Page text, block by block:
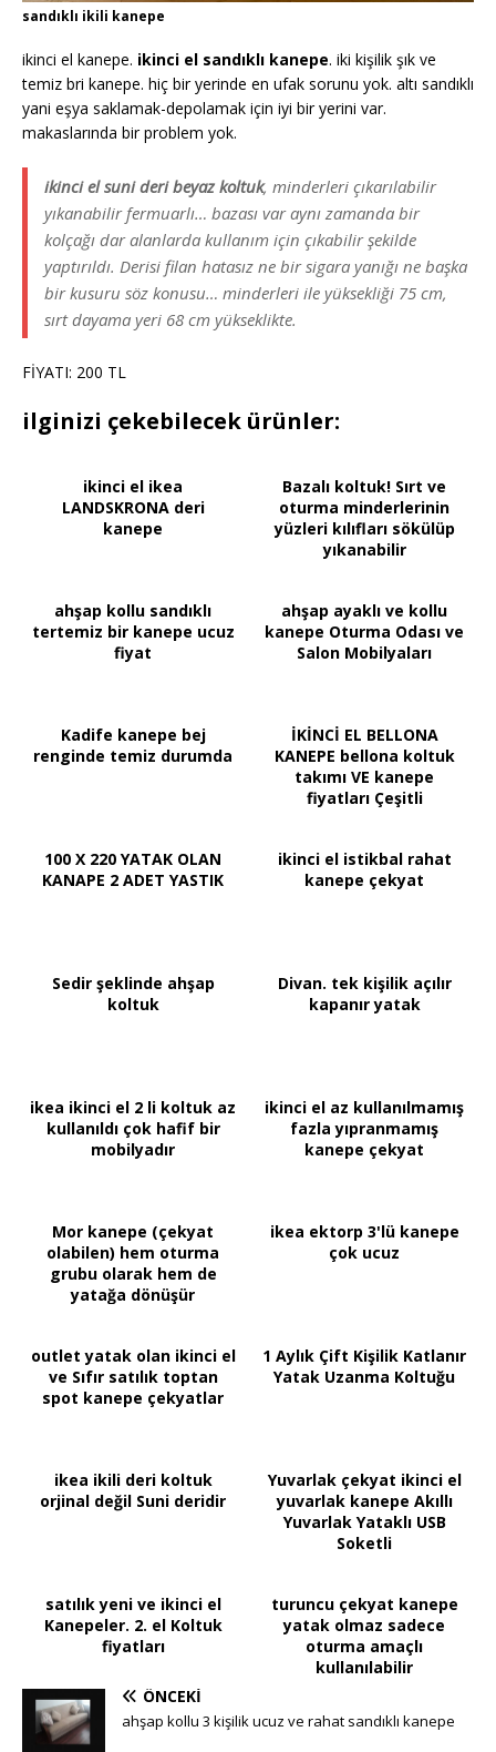
sandıklı ikili kanepe
ikinci el kanepe. ikinci el sandıklı kanepe. iki kişilik şık ve
temiz bri kanepe. hiç bir yerinde en ufak sorunu yok. altı sandıklı
yani eşya saklamak-depolamak için iyi bir yerini var.
makaslarında bir problem yok.
ikinci el suni deri beyaz koltuk, minderleri çıkarılabilir
yıkanabilir fermuarlı… bazası var aynı zamanda bir
kolçağı dar alanlarda kullanım için çıkabilir şekilde
yaptırıldı. Derisi filan hatasız ne bir sigara yanığı ne başka
bir kusuru söz konusu… minderleri ile yüksekliği 75 cm,
sırt dayama yeri 68 cm yükseklikte.
FİYATI: 200 TL
ilginizi çekebilecek ürünler:
ikinci el ikea
LANDSKRONA deri
kanepe
Bazalı koltuk! Sırt ve
oturma minderlerinin
yüzleri kılıfları sökülüp
yıkanabilir
ahşap kollu sandıklı
tertemiz bir kanepe ucuz
fiyat
ahşap ayaklı ve kollu
kanepe Oturma Odası ve
Salon Mobilyaları
Kadife kanepe bej
renginde temiz durumda
İKİNCİ EL BELLONA
KANEPE bellona koltuk
takımı VE kanepe
fiyatları Çeşitli
100 X 220 YATAK OLAN
KANAPE 2 ADET YASTIK
ikinci el istikbal rahat
kanepe çekyat
Sedir şeklinde ahşap
koltuk
Divan. tek kişilik açılır
kapanır yatak
ikea ikinci el 2 li koltuk az
kullanıldı çok hafif bir
mobilyadır
ikinci el az kullanılmamış
fazla yıpranmamış
kanepe çekyat
Mor kanepe (çekyat
olabilen) hem oturma
grubu olarak hem de
yatağa dönüşür
ikea ektorp 3'lü kanepe
çok ucuz
outlet yatak olan ikinci el
ve Sıfır satılık toptan
spot kanepe çekyatlar
1 Aylık Çift Kişilik Katlanır
Yatak Uzanma Koltuğu
ikea ikili deri koltuk
orjinal değil Suni deridir
Yuvarlak çekyat ikinci el
yuvarlak kanepe Akıllı
Yuvarlak Yataklı USB
Soketli
satılık yeni ve ikinci el
Kanepeler. 2. el Koltuk
fiyatları
turuncu çekyat kanepe
yatak olmaz sadece
oturma amaçlı
kullanılabilir
ÖNCEKI
ahşap kollu 3 kişilik ucuz ve rahat sandıklı kanepe